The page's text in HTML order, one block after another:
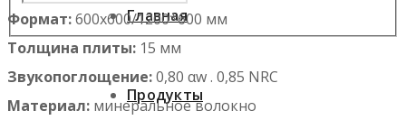
Главная
Продукты
Формат:600х600/1200*600 мм
Толщина плиты: 15 мм
Звукопоглощение:0,80 αw . 0,85 NRC
Материал: минеральное волокно